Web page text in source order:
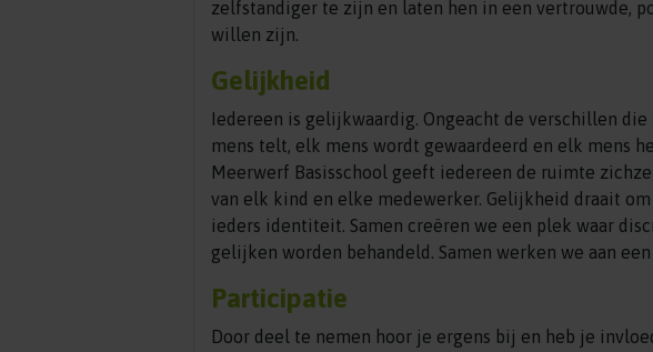
zelfstandiger te zijn en laten hen in een vertrouwde,
willen zijn.
Gelijkheid
Iedereen is gelijkwaardig. Ongeacht de verschillen
mens telt, elk mens wordt gewaardeerd en elk mens
Meerwerf Basisschool geeft iedereen de ruimte
van elk kind en elke medewerker. Gelijkheid draait
ieders identiteit. Samen creëren we een plek waar
gelijken worden behandeld. Samen werken we aan
Participatie
Door deel te nemen hoor je ergens bij en heb je